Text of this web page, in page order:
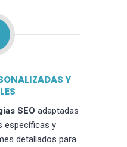
Y
SEO adaptadas
específicas y
detallados para